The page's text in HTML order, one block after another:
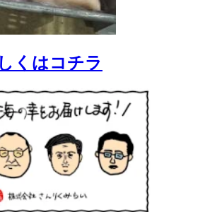
くはコチラ